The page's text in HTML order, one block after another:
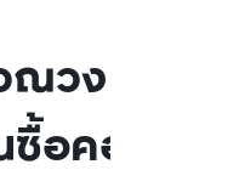
วงเงินกู้
อคอนโด